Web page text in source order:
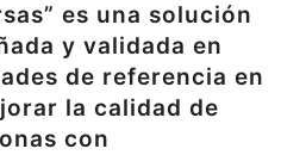
es una solución
y validada en
de referencia en
la calidad de
con